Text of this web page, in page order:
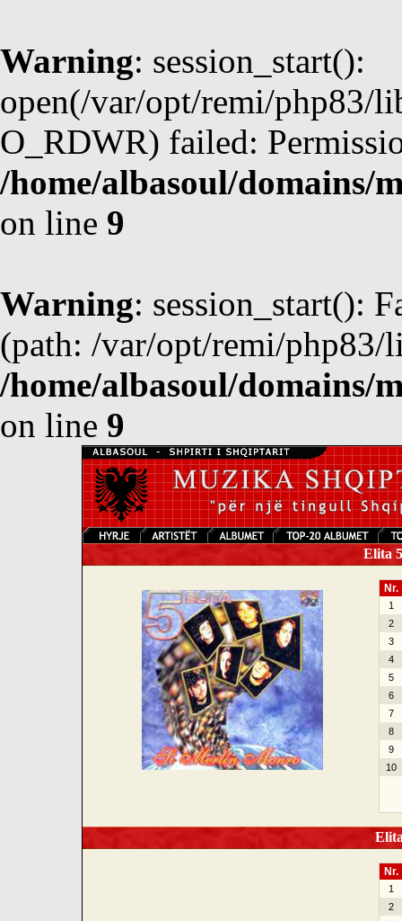
Warning: session_start():
open(/var/opt/remi/php83/
O_RDWR) failed:
/home/albasoul/domains/
on line 9
Warning: session_start():
(path: /var/opt/remi/php83/
/home/albasoul/domains/
on line 9
Elita
Nr.
1
2
3
4
5
6
7
8
9
10
Nr.
1
2